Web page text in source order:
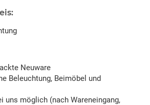
Neuware
Beleuchtung, Beimöbel und
uns möglich (nach Wareneingang,